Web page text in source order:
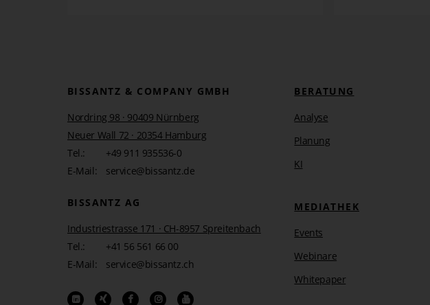
BISSANTZ & COMPANY GMBH
Nordring 98 · 90409 Nürnberg
Neuer Wall 72 · 20354 Hamburg
Tel.:
+49 911 935536-0
E-Mail:
service@bissantz.de
BISSANTZ AG
Industriestrasse 171 · CH-8957 Spreitenbach
Tel.:
+41 56 561 66 00
E-Mail:
service@bissantz.ch
BERATUNG
Analyse
Planung
KI
MEDIATHEK
Events
Webinare
Whitepaper